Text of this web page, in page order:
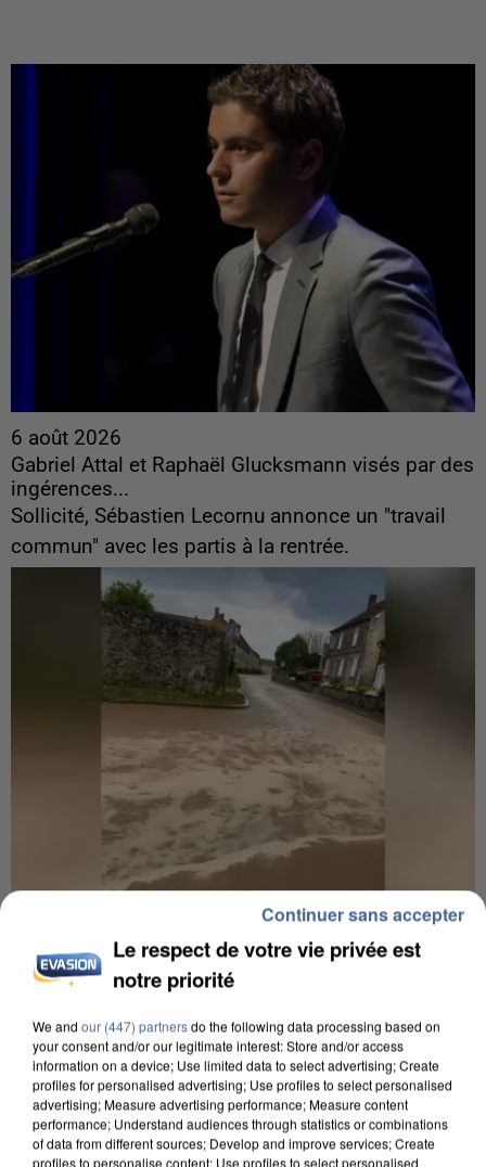
6 août 2026
Gabriel Attal et Raphaël Glucksmann visés par des
ingérences...
Sollicité, Sébastien Lecornu annonce un "travail
commun" avec les partis à la rentrée.
6 août 2026
Une touriste de l’Oise emportée par une coulée de
boue en Haute-Savoie
Son corps a été retrouvé à cinq kilomètres de là.
Le respect de votre vie privée est
notre priorité
We and our (447) partnersdo the following data processing based on
your consent and/or our legitimate interest: Store and/or access
information on a device; Use limited data to select advertising; Create
profiles for personalised advertising; Use profiles to select personalised
advertising; Measure advertising performance; Measure content
performance; Understand audiences through statistics or combinations
of data from different sources; Develop and improve services; Create
profiles to personalise content; Use profiles to select personalised
Continuer sans accepter